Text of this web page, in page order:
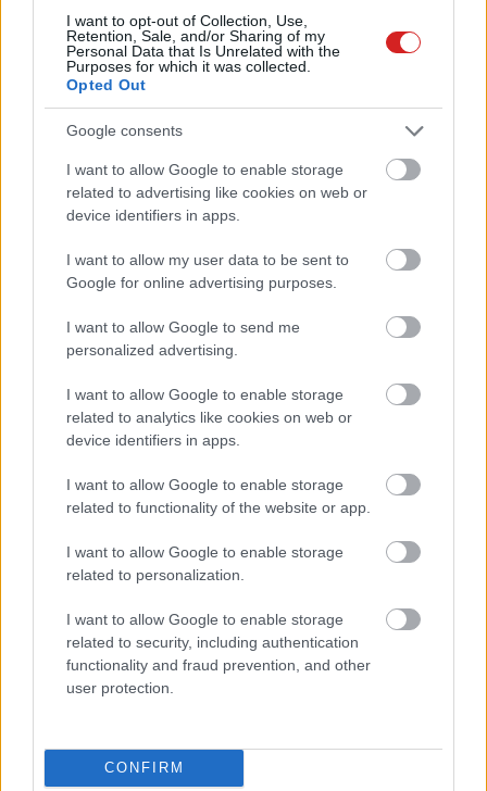
I want to opt-out of Collection, Use,
Retention, Sale, and/or Sharing of my
Personal Data that Is Unrelated with the
Purposes for which it was collected.
Opted Out
Google consents
I want to allow Google to enable storage
related to advertising like cookies on web or
device identifiers in apps.
I want to allow my user data to be sent to
Google for online advertising purposes.
I want to allow Google to send me
personalized advertising.
I want to allow Google to enable storage
related to analytics like cookies on web or
device identifiers in apps.
I want to allow Google to enable storage
related to functionality of the website or app.
I want to allow Google to enable storage
related to personalization.
I want to allow Google to enable storage
related to security, including authentication
functionality and fraud prevention, and other
user protection.
CONFIRM
LEGOLVASOTTABBAK
konnektoros akkumulátor lehet a
takarékos otthonok következő nagy
dobása
Egy idős házaspár 8 milliárd forintért
sem vált meg a család farmjától,
hogy egy AI cég adatközpontot
A Microsoft szép csendben eltüntette
a Windows 32 GB RAM-ot ajánló
útmutatóját
Drónokat tölt és aknamezőn is